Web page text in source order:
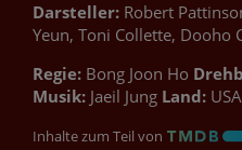
Darsteller: Robert
Yeun, Toni Collette, Dooho
Regie: Bong Joon Ho
Musik: Jaeil Jung Land:
Inhalte zum Teil von